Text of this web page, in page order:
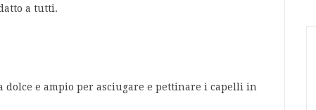
a tutti.
dolce e ampio per asciugare e pettinare i capelli in